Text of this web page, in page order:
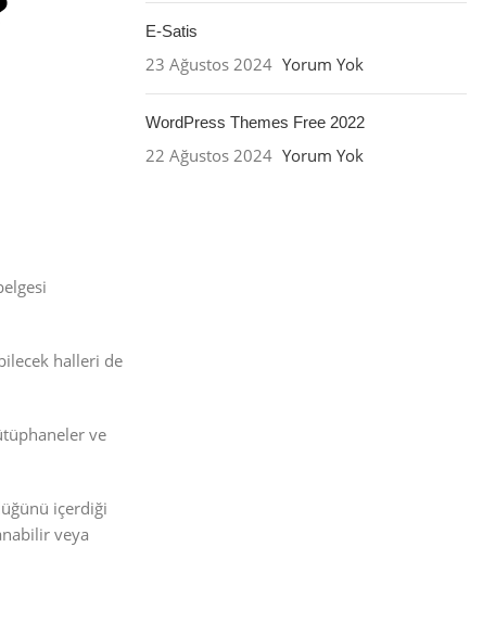
halleri de
ve
içerdiği
veya
E-Satis
23 Ağustos 2024 Yorum Yok
WordPress Themes Free 2022
22 Ağustos 2024 Yorum Yok